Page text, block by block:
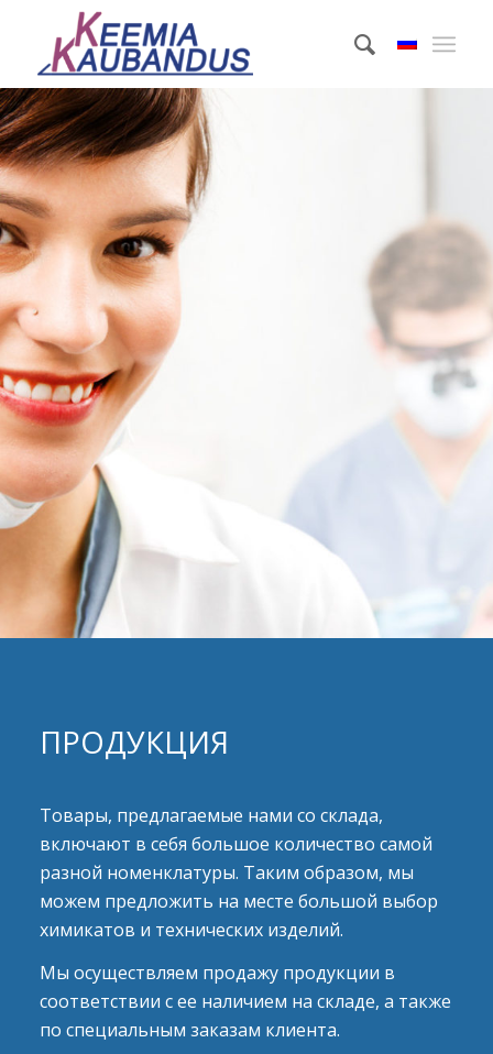
ПРОДУКЦИЯ
Товары, предлагаемые нами со склада,
включают в себя большое количество самой
разной номенклатуры. Таким образом, мы
можем предложить на месте большой выбор
химикатов и технических изделий.
Мы осуществляем продажу продукции в
соответствии с ее наличием на складе, а также
по специальным заказам клиента.